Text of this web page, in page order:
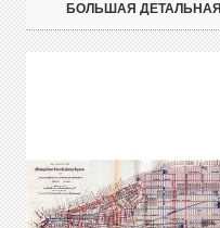
БОЛЬШАЯ